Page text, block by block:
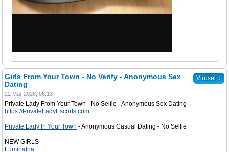
Virusel ↓
Girls From Your Town - No Verify - Anonymous Sex
Dating
22 Mar 2026, 06:13
Private Lady From Your Town - No Selfie - Anonymous Sex Dating
https://PrivateLadyEscorts.com
Private Lady In Your Town - Anonymous Casual Dating - No Selfie
NEW GIRLS
Luminatria